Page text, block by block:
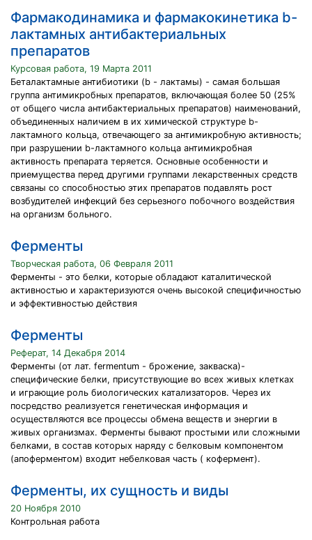
Фармакодинамика и фармакокинетика b-
лактамных антибактериальных
препаратов
Курсовая работа, 19 Марта 2011
Беталактамные антибиотики (b - лактамы) - самая большая
группа антимикробных препаратов, включающая более 50 (25%
от общего числа антибактериальных препаратов) наименований,
объединенных наличием в их химической структуре b-
лактамного кольца, отвечающего за антимикробную активность;
при разрушении b-лактамного кольца антимикробная
активность препарата теряется. Основные особенности и
приемущества перед другими группами лекарственных средств
связаны со способностью этих препаратов подавлять рост
возбудителей инфекций без серьезного побочного воздействия
на организм больного.
Ферменты
Творческая работа, 06 Февраля 2011
Ферменты - это белки, которые обладают каталитической
активностью и характеризуются очень высокой специфичностью
и эффективностью действия
Ферменты
Реферат, 14 Декабря 2014
Ферменты (от лат. fermentum - брожение, закваска)-
специфические белки, присутствующие во всех живых клетках
и играющие роль биологических катализаторов. Через их
посредство реализуется генетическая информация и
осуществляются все процессы обмена веществ и энергии в
живых организмах. Ферменты бывают простыми или сложными
белками, в состав которых наряду с белковым компонентом
(апоферментом) входит небелковая часть ( кофермент).
Ферменты, их сущность и виды
20 Ноября 2010
Контрольная работа